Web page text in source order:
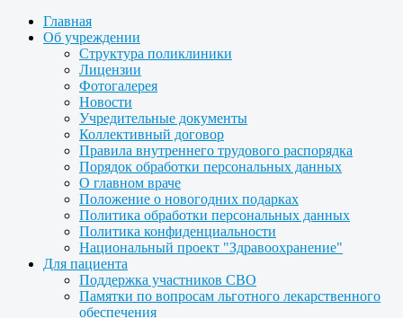
Главная
Об учреждении
Структура поликлиники
Лицензии
Фотогалерея
Новости
Учредительные документы
Коллективный договор
Правила внутреннего трудового распорядка
Порядок обработки персональных данных
О главном враче
Положение о новогодних подарках
Политика обработки персональных данных
Политика конфиденциальности
Национальный проект "Здравоохранение"
Для пациента
Поддержка участников СВО
Памятки по вопросам льготного лекарственного
обеспечения